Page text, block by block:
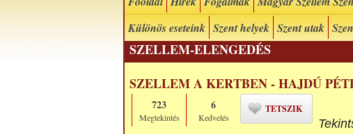
Különös eseteink Szent helyek Szent utak
SZELLEM-ELENGEDÉS
SZELLEM A KERTBEN - HAJDÚ
723
Megtekintés
6
Kedvelés
TETSZIK